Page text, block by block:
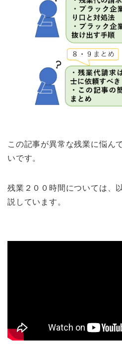
この記事が異常な残業に悩ん
いです。
残業２００時間については、
説しています。